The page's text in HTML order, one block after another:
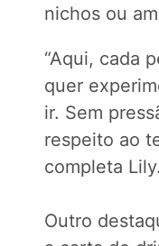
nichos ou
“Aqui, cada
quer
ir. Sem
respeito ao
completa Lily.
Outro